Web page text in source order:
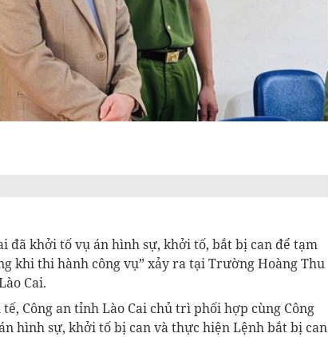
đã khởi tố vụ án hình sự, khởi tố, bắt bị can để tạm
khi thi hành công vụ” xảy ra tại Trường Hoàng Thu
Cai.
Công an tỉnh Lào Cai chủ trì phối hợp cùng Công
hình sự, khởi tố bị can và thực hiện Lệnh bắt bị can